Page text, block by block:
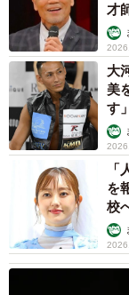
才
大
美
す」
を
校